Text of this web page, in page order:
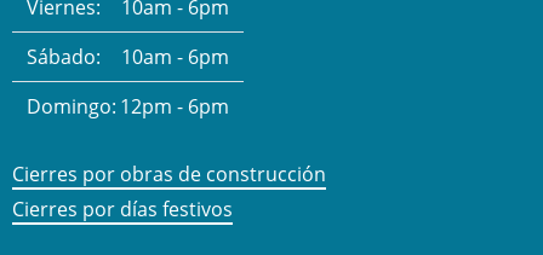
Viernes:
10am - 6pm
Sábado:
10am - 6pm
Domingo: 12pm - 6pm
Cierres por obras de construcción
Cierres por días festivos